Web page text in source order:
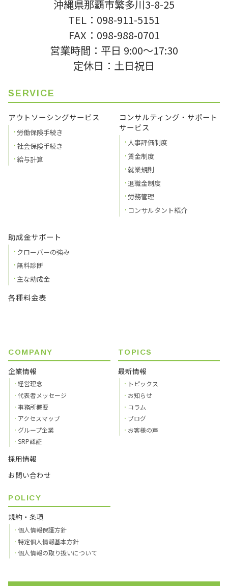
沖縄県那覇市繁多川3-8-25
TEL：098-911-5151
FAX：098-988-0701
営業時間：平日 9:00〜17:30
定休日：土日祝日
SERVICE
アウトソーシングサービス
労働保険手続き
社会保険手続き
給与計算
コンサルティング・サポート
サービス
人事評価制度
賃金制度
就業規則
退職金制度
労務管理
コンサルタント紹介
助成金サポート
クローバーの強み
無料診断
主な助成金
各種料金表
COMPANY
企業情報
経営理念
代表者メッセージ
事務所概要
アクセスマップ
グループ企業
SRP認証
採用情報
お問い合わせ
TOPICS
最新情報
トピックス
お知らせ
コラム
ブログ
お客様の声
POLICY
規約・条項
個人情報保護方針
特定個人情報基本方針
個人情報の取り扱いについて